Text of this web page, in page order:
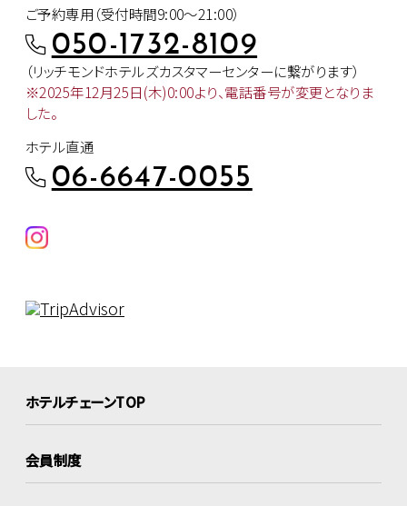
ご予約専用（受付時間9:00～21:00）
050-1732-8109
（リッチモンドホテルズカスタマーセンターに繋がります）
※2025年12月25日(木)0:00より、電話番号が変更となりま
した。
ホテル直通
06-6647-0055
ホテルチェーンTOP
会員制度